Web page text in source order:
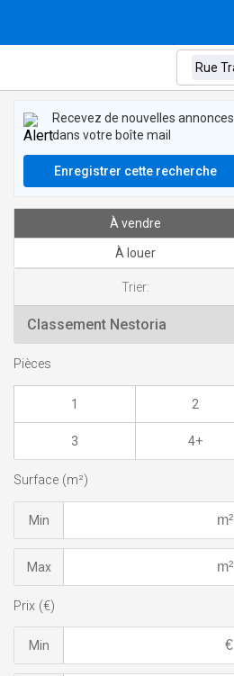
Recevez de nouvelles annonces
dans votre boîte mail
Enregistrer cette recherche
À vendre
À louer
Trier:
Pièces
1 2
3 4+
Surface (m²)
Min
Max
Prix (€)
Min